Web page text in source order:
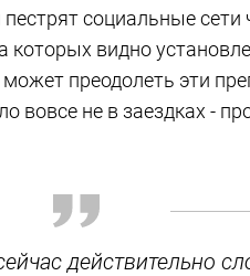
социальные
которых видно
преодолеть эти
вовсе не в заездках -
действительно